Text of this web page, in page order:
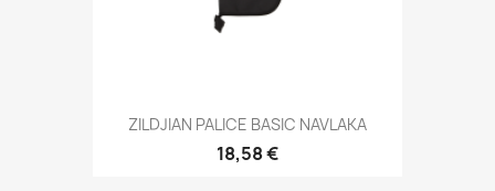
ZILDJIAN PALICE BASIC NAVLAKA
18,58 €